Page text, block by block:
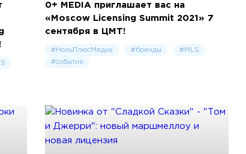
0+ MEDIA приглашает вас на
«Moscow Licensing Summit 2021» 7
сентября в ЦМТ!
#НольПлюсМедиа #бренды
#MLS
#события